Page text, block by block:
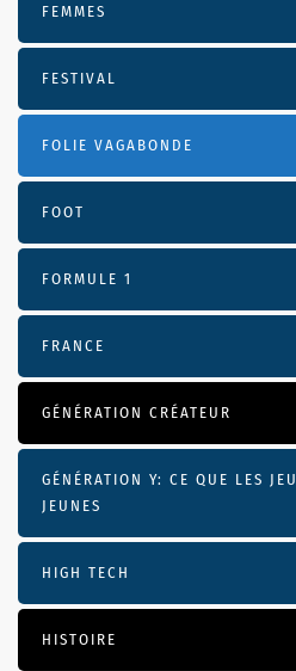
FEMMES
FESTIVAL
FOLIE VAGABONDE
FOOT
FORMULE 1
FRANCE
GÉNÉRATION CRÉATEUR
GÉNÉRATION Y: CE QUE LES
JEUNES
HIGH TECH
HISTOIRE